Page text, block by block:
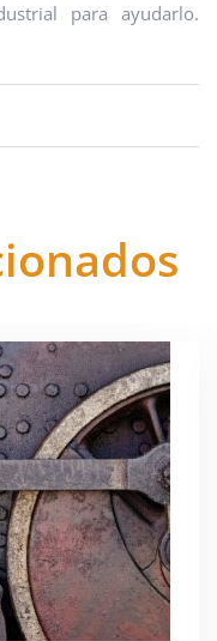
para ayudarlo.